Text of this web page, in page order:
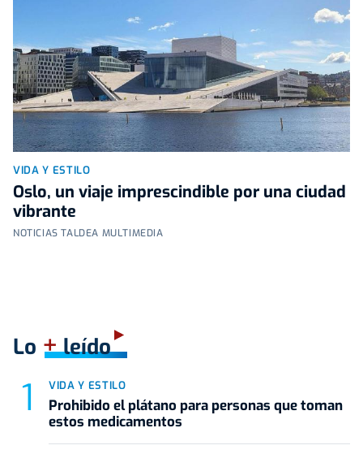
VIDA Y ESTILO
Oslo, un viaje imprescindible por una ciudad
vibrante
NOTICIAS TALDEA MULTIMEDIA
Lo +leído
VIDA Y ESTILO
Prohibido el plátano para personas que toman
estos medicamentos